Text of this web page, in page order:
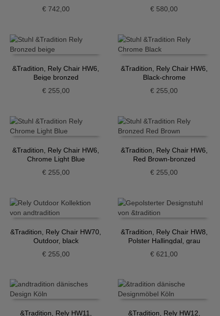
€742,00 € 580,00
&Tradition, Rely Chair HW6,
Beige bronzed
€255,00
&Tradition, Rely Chair HW6,
Black-chrome
€ 255,00
&Tradition, Rely Chair HW6,
Chrome Light Blue
€255,00
&Tradition, Rely Chair HW6,
Red Brown-bronzed
€ 255,00
&Tradition, Rely Chair HW70,
Outdoor, black
€255,00
&Tradition, Rely Chair HW8,
Polster Hallingdal, grau
€ 621,00
&Tradition, Rely HW11,
&Tradition, Rely HW12,